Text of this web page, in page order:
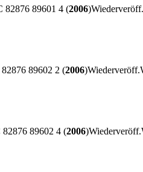
82876 89601 4 (2006)Wiederveröff.
89602 2 (2006)Wiederveröff.
89602 4 (2006)Wiederveröff.